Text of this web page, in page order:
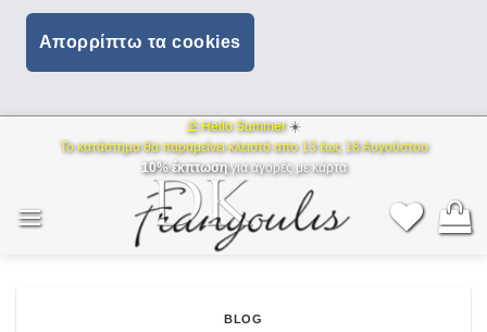
Απορρίπτω τα cookies
⛱ Hello Summer ☀️
Το κατάστημα θα παραμείνει κλειστό απο 13 έως 18 Αυγούστου
10% έκπτωσηγια αγορές με κάρτα
BLOG